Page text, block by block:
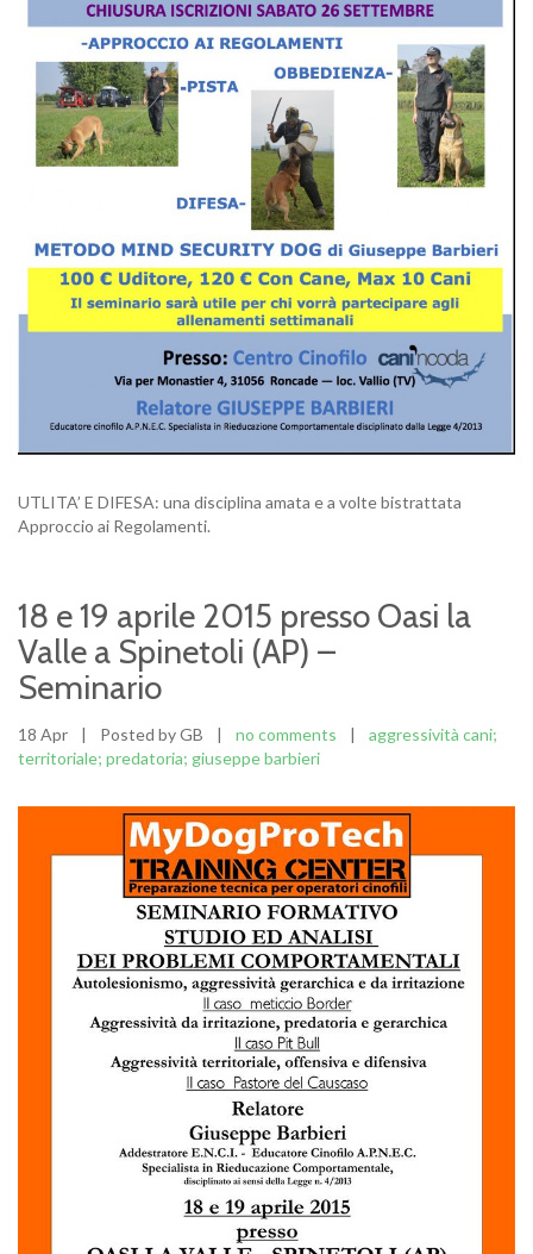
UTLITA’ E DIFESA: una disciplina amata e a volte bistrattata
Approccio ai Regolamenti.
18 e 19 aprile 2015 presso Oasi la
Valle a Spinetoli (AP) –
Seminario
18 Apr | Posted by GB | no comments |
aggressività cani;
territoriale; predatoria; giuseppe barbieri